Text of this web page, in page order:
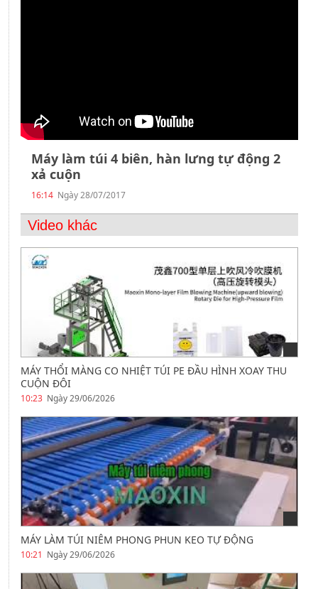
Liên
hệ
Máy làm túi 4 biên, hàn lưng tự động 2
xả cuộn
16:14 Ngày 28/07/2017
Video khác
MÁY THỔI MÀNG CO NHIỆT TÚI PE ĐẦU HÌNH XOAY THU
CUỘN ĐÔI
10:23 Ngày 29/06/2026
MÁY LÀM TÚI NIÊM PHONG PHUN KEO TỰ ĐỘNG
10:21 Ngày 29/06/2026